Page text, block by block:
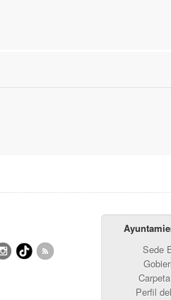
Sede
Perfil